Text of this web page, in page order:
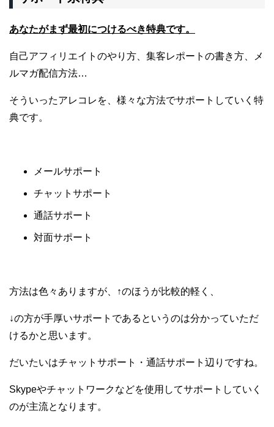
あなたがまず最初につけるべき特典です。
自己アフィリエイトのやり方、集客レポートの書き方、メ
ルマガ配信方法…
そういったアレコレを、様々な方法でサポートしていく特
典です。
メールサポート
チャットサポート
通話サポート
対面サポート
方法は色々ありますが、↑のほうが比較的軽く、
↓の方が手厚いサポートであるというのは分かっていただ
けるかと思います。
だいたいはチャットサポート・通話サポート辺りですね。
Skypeやチャットワークなどを使用してサポートしていく
のが主流となります。